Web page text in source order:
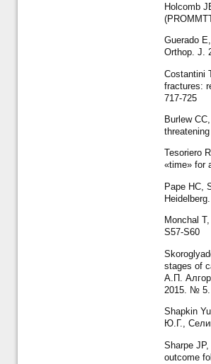
Holcomb
Guerado
Orthop. J.
Costantini
fractures:
717-725
Burlew
Tesoriero
«time» for
Pape HC,
Monchal
S57-S60
stages of
А.П.
2015. №
Shapkin
Ю.Г.,
Sharpe
outcome